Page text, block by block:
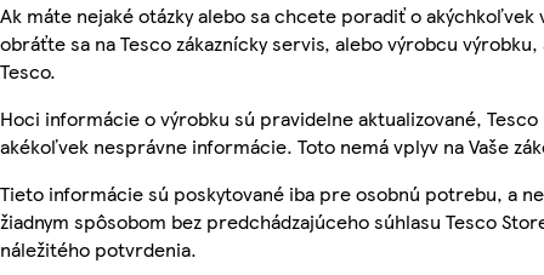
Ak máte nejaké otázky alebo sa chcete poradiť o akýchkoľvek
obráťte sa na Tesco zákaznícky servis, alebo výrobcu
Tesco.
Hoci informácie o výrobku sú pravidelne aktualizované,
akékoľvek nesprávne informácie. Toto nemá vplyv na Vaše
Tieto informácie sú poskytované iba pre osobnú potrebu, a
žiadnym spôsobom bez predchádzajúceho súhlasu Tesco
náležitého potvrdenia.